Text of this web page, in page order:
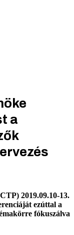
a
2019.09.10-13.
ezúttal a
fókuszálva